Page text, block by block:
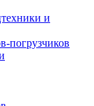
и
погрузчиков